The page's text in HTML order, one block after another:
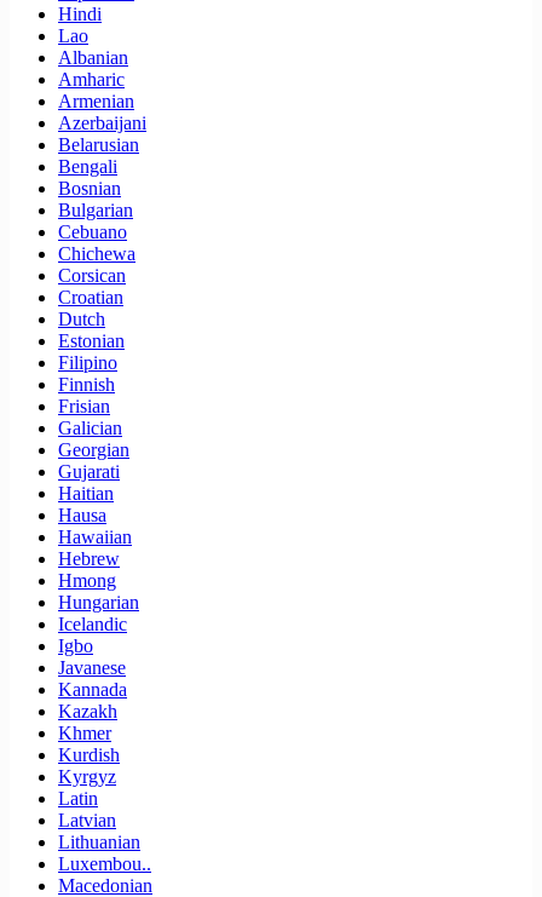
Hindi
Lao
Albanian
Amharic
Armenian
Azerbaijani
Belarusian
Bengali
Bosnian
Bulgarian
Cebuano
Chichewa
Corsican
Croatian
Dutch
Estonian
Filipino
Finnish
Frisian
Galician
Georgian
Gujarati
Haitian
Hausa
Hawaiian
Hebrew
Hmong
Hungarian
Icelandic
Igbo
Javanese
Kannada
Kazakh
Khmer
Kurdish
Kyrgyz
Latin
Latvian
Lithuanian
Luxembou..
Macedonian